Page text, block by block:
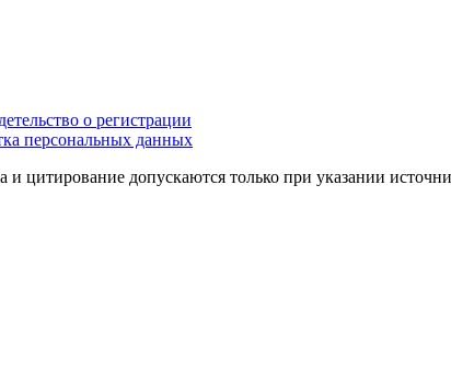
о регистрации
персональных данных
цитирование допускаются только при указании